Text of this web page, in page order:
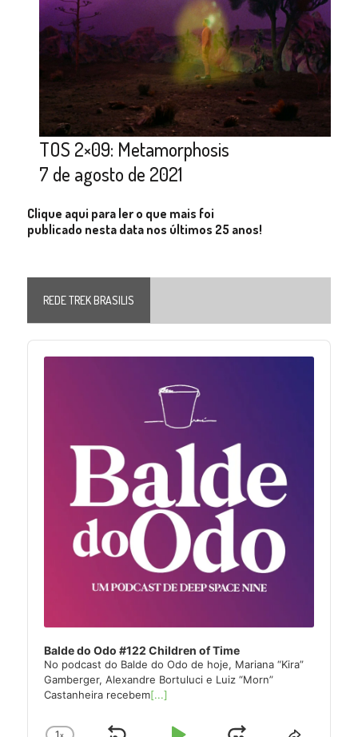
TOS 2×09: Metamorphosis
7 de agosto de 2021
Clique aqui para ler o que mais foi
publicado nesta data nos últimos 25 anos!
REDE TREK BRASILIS
Audio
Player
Balde do Odo #122 Children of Time
No podcast do Balde do Odo de hoje, Mariana “Kira”
Gamberger, Alexandre Bortuluci e Luiz “Morn”
Castanheira recebem[...]